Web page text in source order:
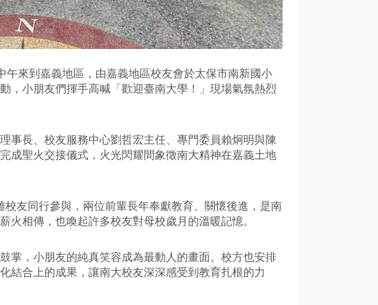
午來到嘉義地區，由嘉義地區校友會於太保市南新國小
，小朋友們揮手高喊「歡迎臺南大學！」現場氣氛熱烈
事長、校友服務中心劉哲宏主任、專門委員賴炯明與陳
成聖火交接儀式，火光閃耀間象徵南大精神在嘉義土地
友同行參與，兩位前輩長年奉獻教育、關懷後進，是南
相傳，也喚起許多校友對母校歲月的溫暖記憶。
掌，小朋友的純真笑容成為最動人的畫面。校方也安排
結合上的成果，讓南大校友深深感受到教育扎根的力